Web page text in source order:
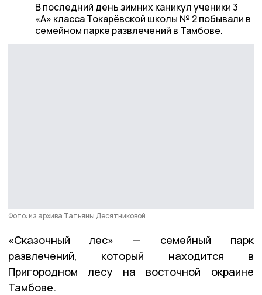
В последний день зимних каникул ученики 3
«А» класса Токарёвской школы № 2 побывали в
семейном парке развлечений в Тамбове.
Фото: из архива Татьяны Десятниковой
«Сказочный лес» — семейный парк
развлечений, который находится в
Пригородном лесу на восточной окраине
Тамбове.